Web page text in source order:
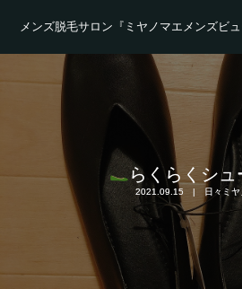
メンズ脱毛サロン『ミヤノマエメンズビュ
らくらくシュ
2021.09.15 日々ミヤ